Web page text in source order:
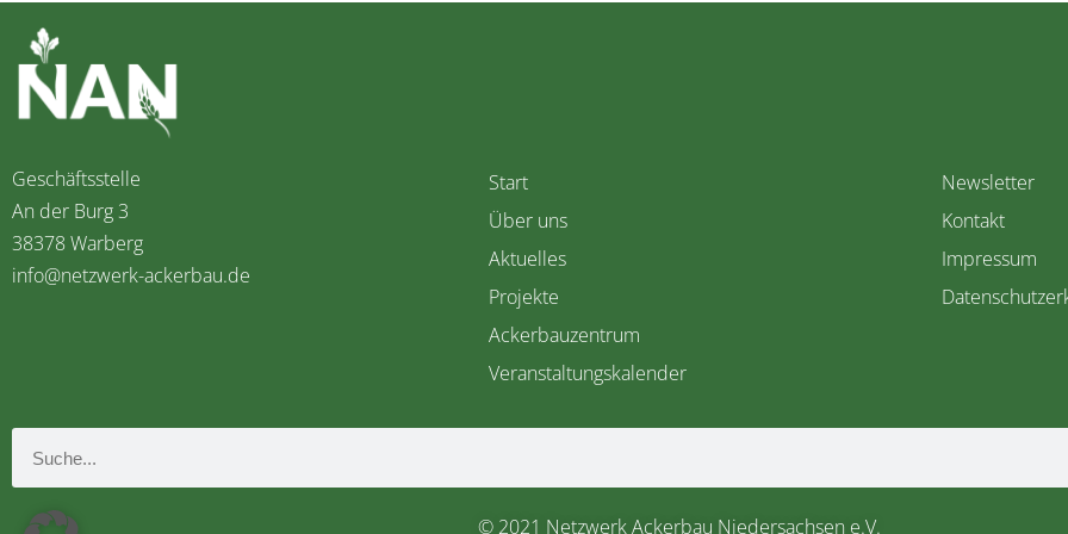
Geschäftsstelle
An der Burg 3
38378 Warberg
info@netzwerk-ackerbau.de
Start
Über uns
Aktuelles
Projekte
Ackerbauzentrum
Veranstaltungskalender
Newsletter
Kontakt
Impressum
© 2021 Netzwerk Ackerbau Niedersachsen e.V.